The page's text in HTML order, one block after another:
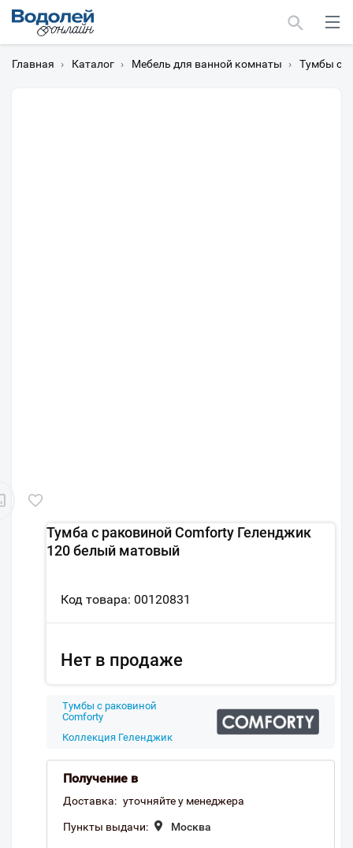
Главная › Каталог › Мебель для ванной комнаты › Тумбы с
Тумба с раковиной Comforty Геленджик
120 белый матовый
Код товара: 00120831
Нет в продаже
Тумбы с раковиной
Comforty
Коллекция Геленджик
Получение в
Доставка: уточняйте у менеджера
Пункты выдачи: Москва